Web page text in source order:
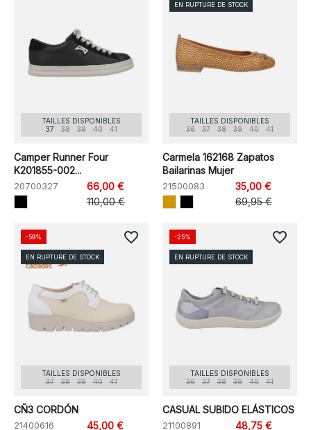
TAILLES DISPONIBLES
37
38 39 40 41
Camper Runner Four
K201855-002...
20700327
66,00 €
110,00 €
TAILLES DISPONIBLES
36
37 38 39 40 41
Carmela 162168 Zapatos
Bailarinas Mujer
21500083
35,00 €
69,95 €
EN RUPTURE DE STOCK
TAILLES DISPONIBLES
37
38 39 40 41
CÑ3 CORDÓN
21400616
45,00 €
-59%
EN RUPTURE DE STOCK
favorite_border
TAILLES DISPONIBLES
36
37 38 39 40 41
CASUAL SUBIDO ELÁSTICOS
21100891
48,75 €
-25%
EN RUPTURE DE STOCK
favorite_border